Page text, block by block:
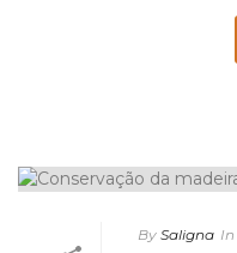
By Saligna In